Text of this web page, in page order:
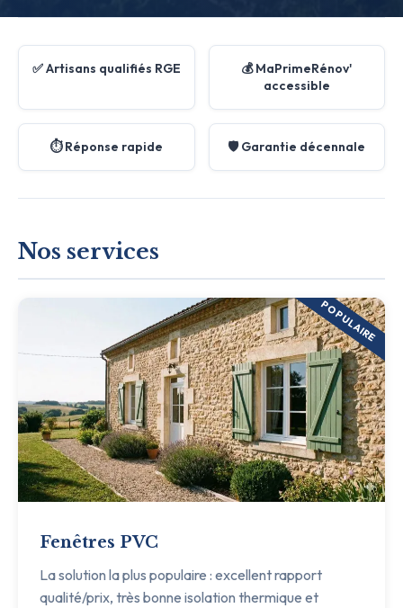
✅ Artisans qualifiés RGE
💰 MaPrimeRénov'
accessible
⏱️ Réponse rapide 🛡️ Garantie décennale
Nos services
POPULAIRE
Fenêtres PVC
La solution la plus populaire : excellent rapport
qualité/prix, très bonne isolation thermique et